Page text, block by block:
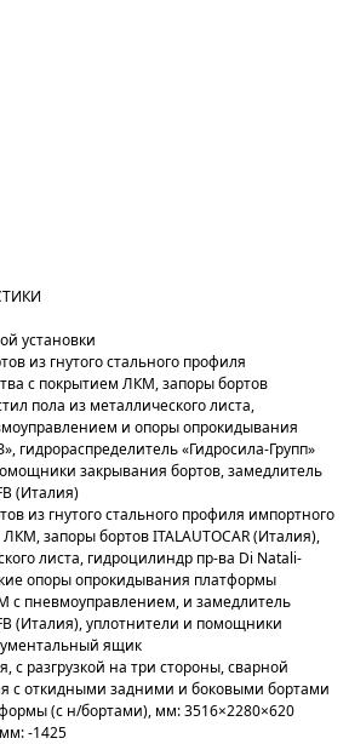
установки
из гнутого стального профиля
с покрытием ЛКМ, запоры бортов
пола из металлического листа,
и опоры опрокидывания
гидрораспределитель «Гидросила-Групп»
закрывания бортов, замедлитель
(Италия)
из гнутого стального профиля импортного
запоры бортов ITALAUTOCAR (Италия),
листа, гидроцилиндр пр-ва Di Natali-
опоры опрокидывания платформы
с пневмоуправлением, и замедлитель
(Италия), уплотнители и помощники
ящик
с разгрузкой на три стороны, сварной
с откидными задними и боковыми бортами
(с н/бортами), мм: 3516×2280×620
-1425